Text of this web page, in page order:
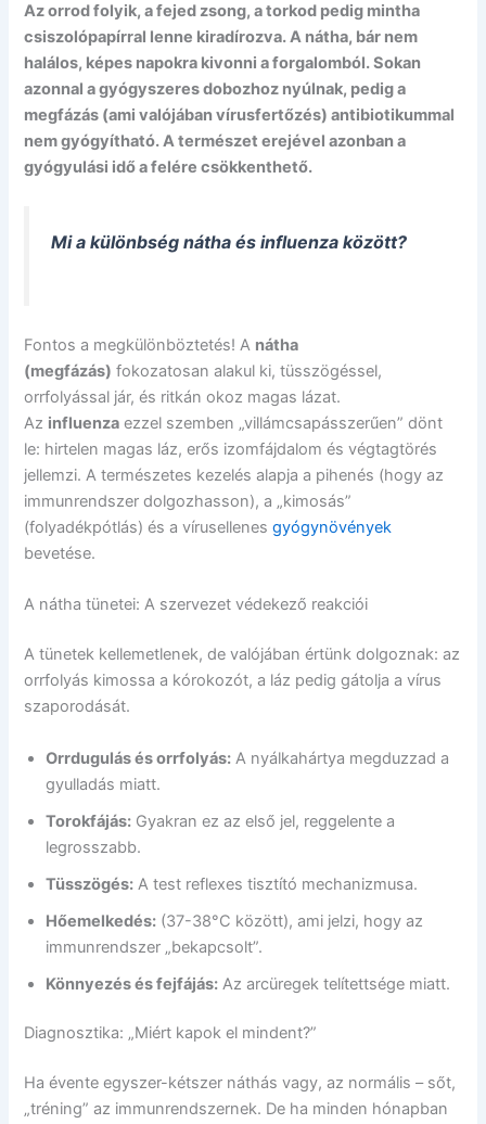
Az orrod folyik, a fejed zsong, a torkod pedig mintha
csiszolópapírral lenne kiradírozva. A nátha, bár nem
halálos, képes napokra kivonni a forgalomból. Sokan
azonnal a gyógyszeres dobozhoz nyúlnak, pedig a
megfázás (ami valójában vírusfertőzés) antibiotikummal
nem gyógyítható. A természet erejével azonban a
gyógyulási idő a felére csökkenthető.
Mi a különbség nátha és influenza között?
Fontos a megkülönböztetés! A nátha
(megfázás) fokozatosan alakul ki, tüsszögéssel,
orrfolyással jár, és ritkán okoz magas lázat.
Az influenza ezzel szemben „villámcsapásszerűen” dönt
le: hirtelen magas láz, erős izomfájdalom és végtagtörés
jellemzi. A természetes kezelés alapja a pihenés (hogy az
immunrendszer dolgozhasson), a „kimosás”
(folyadékpótlás) és a vírusellenesgyógynövények
bevetése.
A nátha tünetei: A szervezet védekező reakciói
A tünetek kellemetlenek, de valójában értünk dolgoznak: az
orrfolyás kimossa a kórokozót, a láz pedig gátolja a vírus
szaporodását.
Orrdugulás és orrfolyás: A nyálkahártya megduzzad a
gyulladás miatt.
Torokfájás: Gyakran ez az első jel, reggelente a
legrosszabb.
Tüsszögés: A test reflexes tisztító mechanizmusa.
Hőemelkedés: (37-38°C között), ami jelzi, hogy az
immunrendszer „bekapcsolt”.
Könnyezés és fejfájás: Az arcüregek telítettsége miatt.
Diagnosztika: „Miért kapok el mindent?”
Ha évente egyszer-kétszer náthás vagy, az normális – sőt,
„tréning” az immunrendszernek. De ha minden hónapban